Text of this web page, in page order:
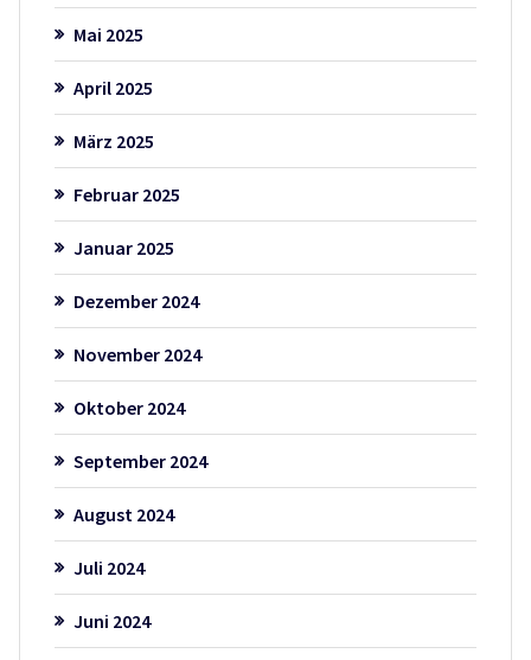
Mai 2025
April 2025
März 2025
Februar 2025
Januar 2025
Dezember 2024
November 2024
Oktober 2024
September 2024
August 2024
Juli 2024
Juni 2024